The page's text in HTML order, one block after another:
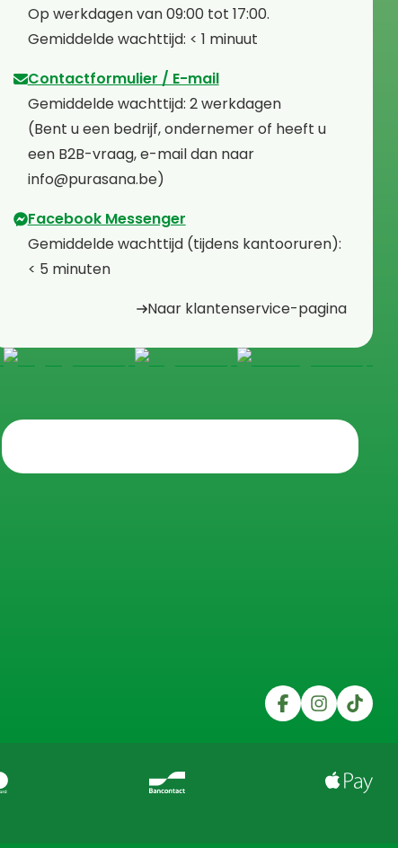
⁠⁠Op werkdagen van 09:00 tot 17:00.
⁠Gemiddelde wachttijd: < 1 minuut
Contactformulier / E-mail
⁠Gemiddelde wachttijd: 2 werkdagen
⁠(Bent u een bedrijf, ondernemer of heeft u
een B2B-vraag, e-mail dan naar
info@purasana.be)
Facebook Messenger
⁠Gemiddelde wachttijd (tijdens kantooruren):
< 5 minuten
Naar klantenservice-pagina